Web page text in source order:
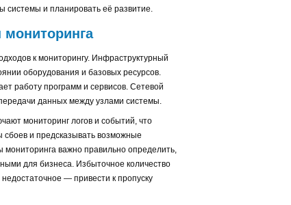
и планировать её развитие.
к мониторингу. Инфраструктурный
оборудования и базовых ресурсов.
работу программ и сервисов. Сетевой
данных между узлами системы.
мониторинг логов и событий, что
сбоев и предсказывать возможные
важно правильно определить,
для бизнеса. Избыточное количество
— привести к пропуску